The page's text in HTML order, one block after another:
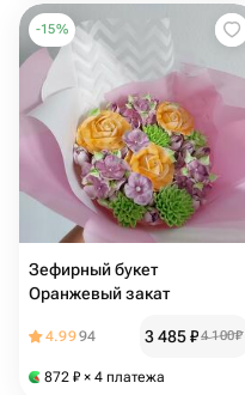
-15%
Зефирный букет
Оранжевый закат
4.9994 3 485₽4 100₽
872 ₽ × 4 платежа